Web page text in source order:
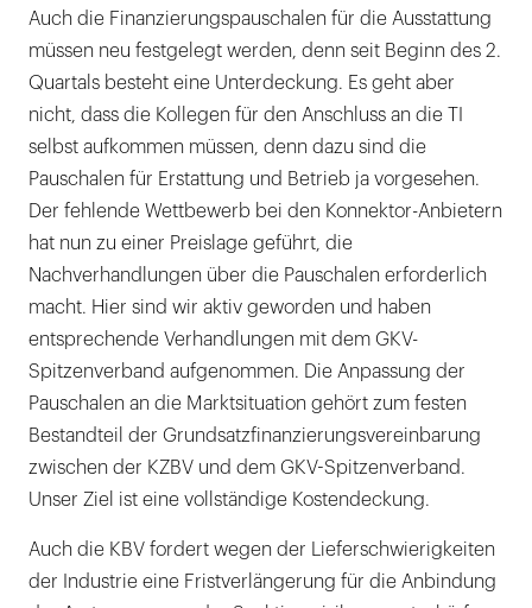
Auch die Finanzierungspauschalen für die Ausstattung
müssen neu festgelegt werden, denn seit Beginn des 2.
Quartals besteht eine Unterdeckung. Es geht aber
nicht, dass die Kollegen für den Anschluss an die TI
selbst aufkommen müssen, denn dazu sind die
Pauschalen für Erstattung und Betrieb ja vorgesehen.
Der fehlende Wettbewerb bei den Konnektor-Anbietern
hat nun zu einer Preislage geführt, die
Nachverhandlungen über die Pauschalen erforderlich
macht. Hier sind wir aktiv geworden und haben
entsprechende Verhandlungen mit dem GKV-
Spitzenverband aufgenommen. Die Anpassung der
Pauschalen an die Marktsituation gehört zum festen
Bestandteil der Grundsatzfinanzierungsvereinbarung
zwischen der KZBV und dem GKV-Spitzenverband.
Unser Ziel ist eine vollständige Kostendeckung.
Auch die KBV fordert wegen der Lieferschwierigkeiten
der Industrie eine Fristverlängerung für die Anbindung